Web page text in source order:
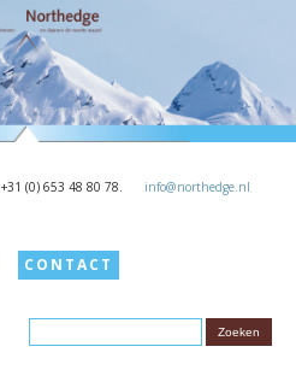
+31 (0) 653 48 80 78. info@northedge.nl
CONTACT